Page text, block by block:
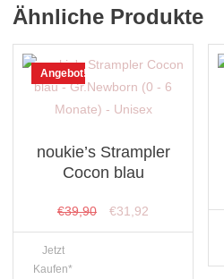
Ähnliche Produkte
Angebot!
noukie’s Strampler
Cocon blau
€39,90
Ursprünglicher
Preis
€31,92
Preis
Jetzt
Kaufen*